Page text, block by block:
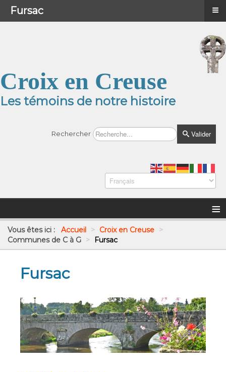
Croix en Creuse
Les témoins de notre histoire
Rechercher Valider
≡
Vous êtes ici : Accueil > Croix en Creuse >
Communes de C à G > Fursac
Fursac
Menu ≡
Fursac ≡